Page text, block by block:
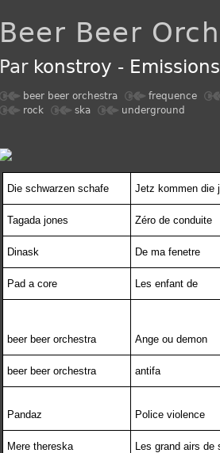
Beer Beer
Par konstroy -
beer beer orchestra
frequence
rock
ska underground
Die schwarzen schafe Jetz kommen die
Tagada jones Zéro de conduite
Dinask De ma fenetre
Pad a core Les enfant de
beer beer orchestra Ange ou demon
beer beer orchestra antifa
Pandaz Police violence
Mere thereska Les grand airs de